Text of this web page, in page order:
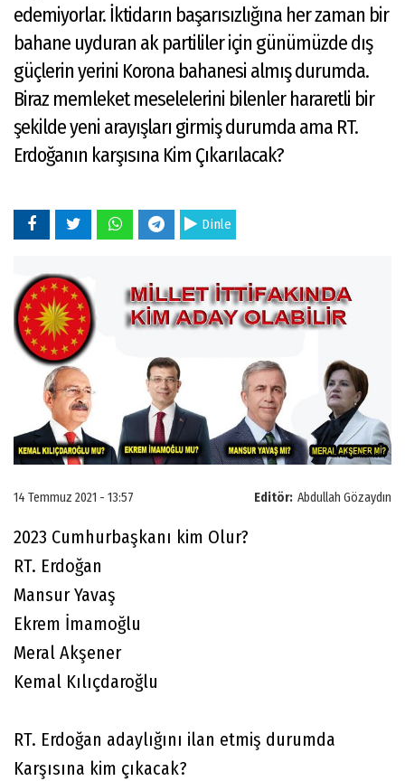
edemiyorlar. İktidarın başarısızlığına her zaman bir
bahane uyduran ak partililer için günümüzde dış
güçlerin yerini Korona bahanesi almış durumda.
Biraz memleket meselelerini bilenler hararetli bir
şekilde yeni arayışları girmiş durumda ama RT.
Erdoğanın karşısına Kim Çıkarılacak?
Dinle
Editör: Abdullah Gözaydın
14 Temmuz 2021 - 13:57
2023 Cumhurbaşkanı kim Olur?
RT. Erdoğan
Mansur Yavaş
Ekrem İmamoğlu
Meral Akşener
Kemal Kılıçdaroğlu
RT. Erdoğan adaylığını ilan etmiş durumda
Karşısına kim çıkacak?